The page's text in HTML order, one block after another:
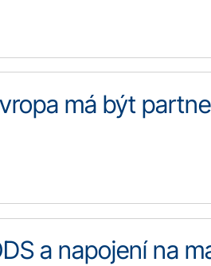
má být
a napojení na